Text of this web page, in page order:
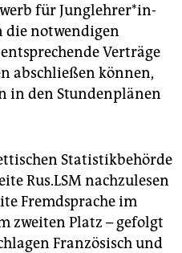
für Jung­leh­re­r*in­
die notwendigen
Verträge
abschließen können,
in den Stundenplänen
Statistikbehörde
Rus.LSM nachzulesen
Fremdsprache im
zweiten Platz – gefolgt
Französisch und